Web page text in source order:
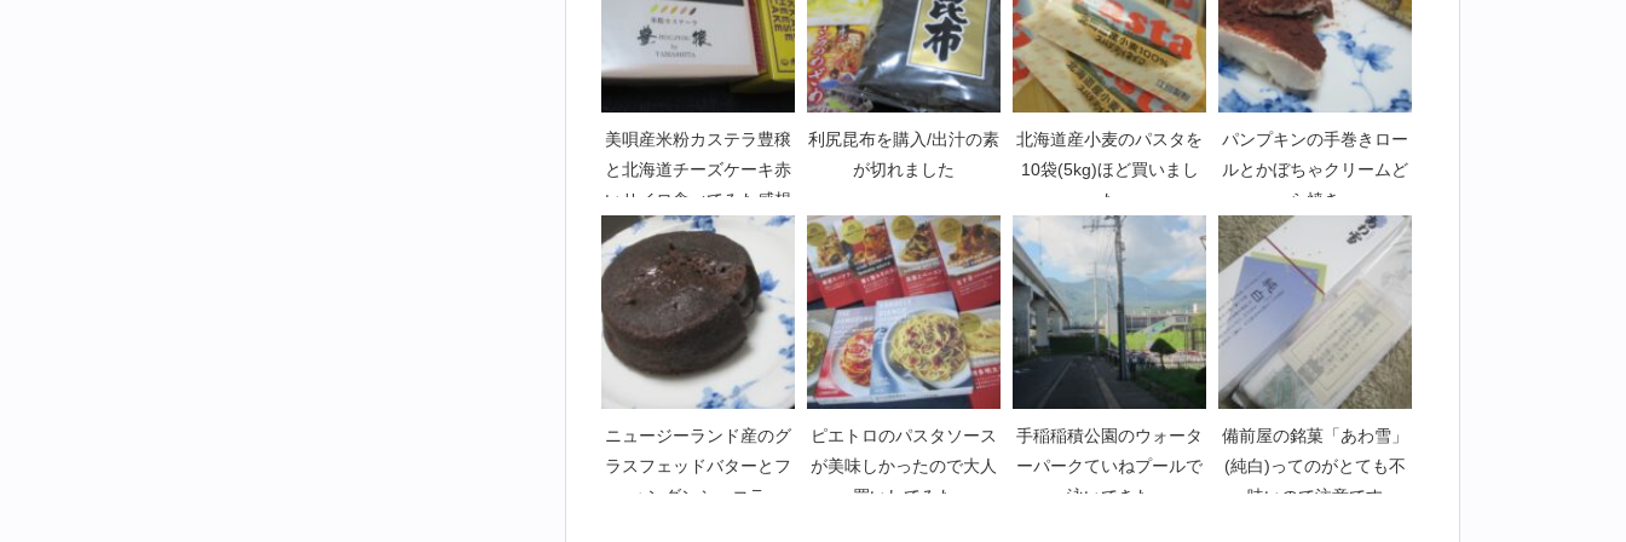
美唄産米粉カステラ豊穣
と北海道チーズケーキ赤
いサイロ食べてみた感想
利尻昆布を購入/出汁の素
が切れました
北海道産小麦のパスタを
10袋(5kg)ほど買いまし
た
パンプキンの手巻きロー
ルとかぼちゃクリームど
ら焼き
ニュージーランド産のグ
ラスフェッドバターとフ
ォンダンショコラ
ピエトロのパスタソース
が美味しかったので大人
買いしてみた
手稲稲積公園のウォータ
ーパークていねプールで
泳いできた
備前屋の銘菓「あわ雪」
(純白)ってのがとても不
味いので注意です